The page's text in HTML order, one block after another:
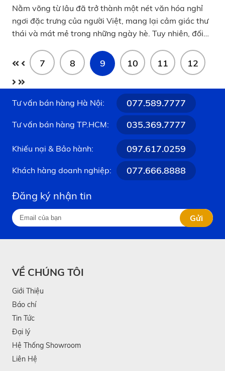
Nằm võng từ lâu đã trở thành một nét văn hóa nghỉ
ngơi đặc trưng của người Việt, mang lại cảm giác thư
thái và mát mẻ trong những ngày hè. Tuy nhiên, đối
thắc mắc đau lưng có nên nằm võng không luôn là nỗi
băn khoăn lớn bởi tư thế này tác động trực tiếp đến
độ cong sinh lý của cột sống. Đau lưng có nên nằm
7 8 9 10 11 12
Tư vấn bán hàng Hà Nội: 077.589.7777
Tư vấn bán hàng TP.HCM: 035.369.7777
Khiếu nại & Bảo hành: 097.617.0259
Khách hàng doanh nghiệp: 077.666.8888
Đăng ký nhận tin
Gửi
VỀ CHÚNG TÔI
Giới Thiệu
Báo chí
Tin Tức
Đại lý
Hệ Thống Showroom
Liên Hệ